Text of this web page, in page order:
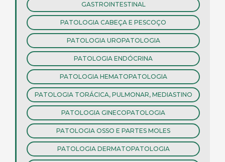
GASTROINTESTINAL
PATOLOGIA CABEÇA E PESCOÇO
PATOLOGIA UROPATOLOGIA
PATOLOGIA ENDÓCRINA
PATOLOGIA HEMATOPATOLOGIA
PATOLOGIA TORÁCICA, PULMONAR, MEDIASTINO
PATOLOGIA GINECOPATOLOGIA
PATOLOGIA OSSO E PARTES MOLES
PATOLOGIA DERMATOPATOLOGIA